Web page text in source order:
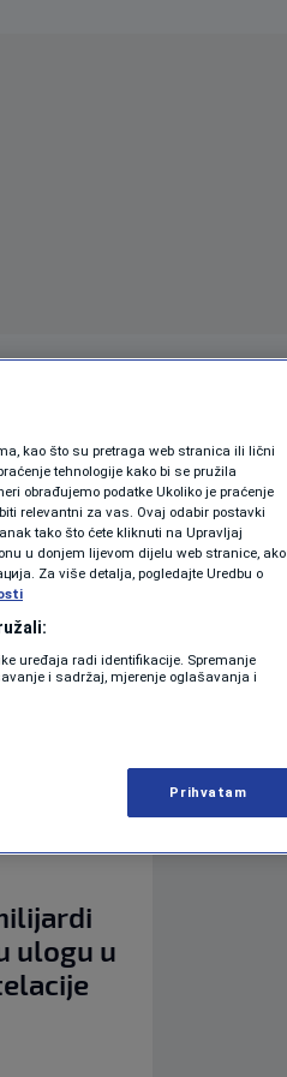
gorivo
jedan
je
stanje
ulogu u
kao što su pretraga web stranica ili lični
tehnologije kako bi se pružila
obrađujemo podatke Ukoliko je praćenje
relevantni za vas. Ovaj odabir postavki
tako što ćete kliknuti na Upravljaj
u donjem lijevom dijelu web stranice, ako
Za više detalja, pogledajte Uredbu o
uređaja radi identifikacije. Spremanje
i sadržaj, mjerenje oglašavanja i
Prihvatam